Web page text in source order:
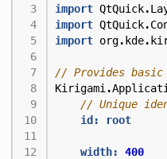
import QtQuick.
import QtQuick.
import org. kde.
Kirigami .
id: root
width:
400